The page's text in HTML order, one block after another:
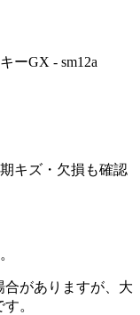
ーGX - sm12a
キズ・欠損も確認
がありますが、大
。